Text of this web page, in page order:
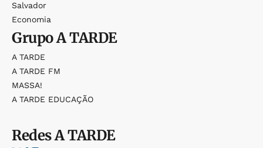
Salvador
Economia
GrupoA TARDE
A TARDE
A TARDE FM
MASSA!
A TARDE EDUCAÇÃO
RedesA TARDE